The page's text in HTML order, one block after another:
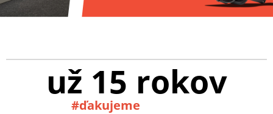
už 15 rokov
#ďakujeme